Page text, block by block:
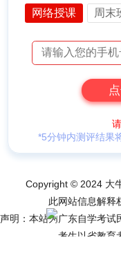
网络授课 周末
*5分钟内测评结果
Copyright © 2024 大
此网站信息解释
声明：本站为广东自学考试
考生以省教育
网站导航